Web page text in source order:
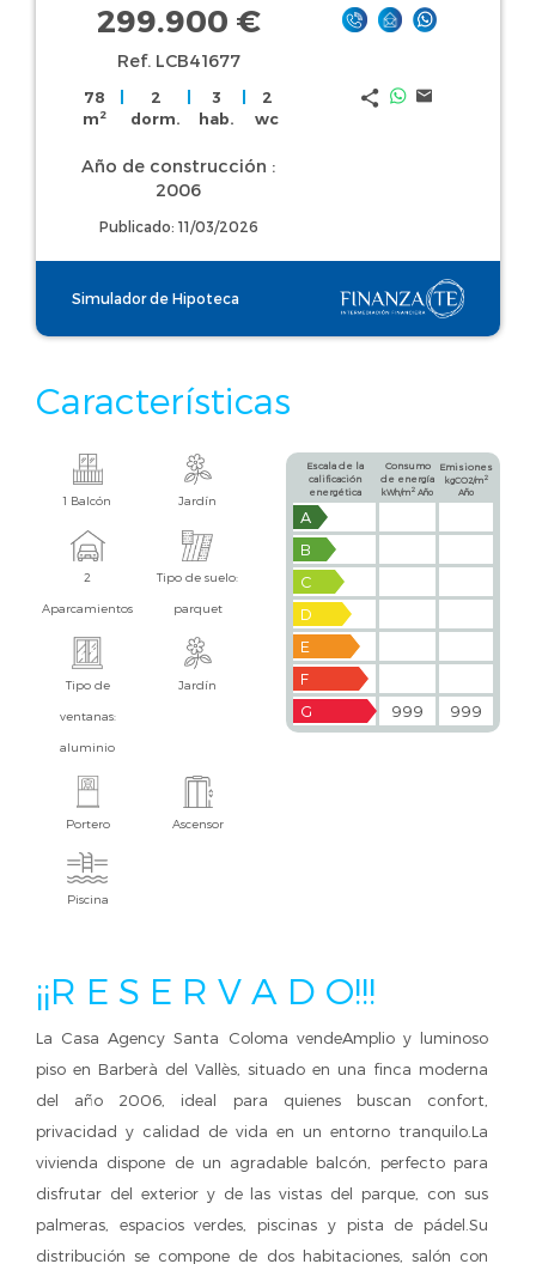
299.900 €
Ref. LCB41677
78
m2
2
dorm.
3
hab.
2
wc
Año de construcción :
2006
Publicado: 11/03/2026
Simulador de Hipoteca
Características
1 Balcón Jardín
2
Aparcamientos
Tipo de suelo:
parquet
Tipo de
ventanas:
aluminio
Jardín
Portero Ascensor
Piscina
Escala de la
calificación
energética
Consumo
de energía
kWh/m2 Año
Emisiones
kgCO2/m 2
Año
A
B
C
D
E
F
G
999 999
¡¡R E S E R V A D O!!!
La Casa Agency Santa Coloma vendeAmplio y luminoso
piso en Barberà del Vallès, situado en una finca moderna
del año 2006, ideal para quienes buscan confort,
privacidad y calidad de vida en un entorno tranquilo.La
vivienda dispone de un agradable balcón, perfecto para
disfrutar del exterior y de las vistas del parque, con sus
palmeras, espacios verdes, piscinas y pista de pádel.Su
distribución se compone de dos habitaciones, salón con